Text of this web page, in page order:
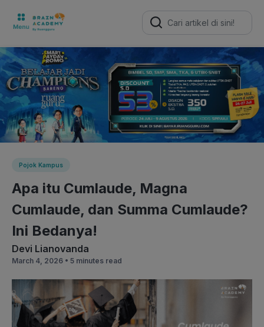
Search
for:
Pojok Kampus
Apa itu Cumlaude, Magna
Cumlaude, dan Summa Cumlaude?
Ini Bedanya!
Devi Lianovanda
March 4, 2026 • 5 minutes read